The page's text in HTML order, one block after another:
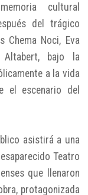
cultural
del trágico
Chema Noci, Eva
Altabert, bajo la
a la vida
el escenario del
asistirá a una
Teatro
que llenaron
protagonizada